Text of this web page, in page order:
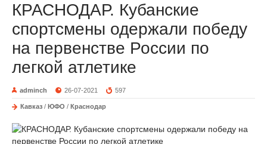
КРАСНОДАР. Кубанские
спортсмены одержали победу
на первенстве России по
легкой атлетике
adminch 26-07-2021 597
Кавказ / ЮФО / Краснодар